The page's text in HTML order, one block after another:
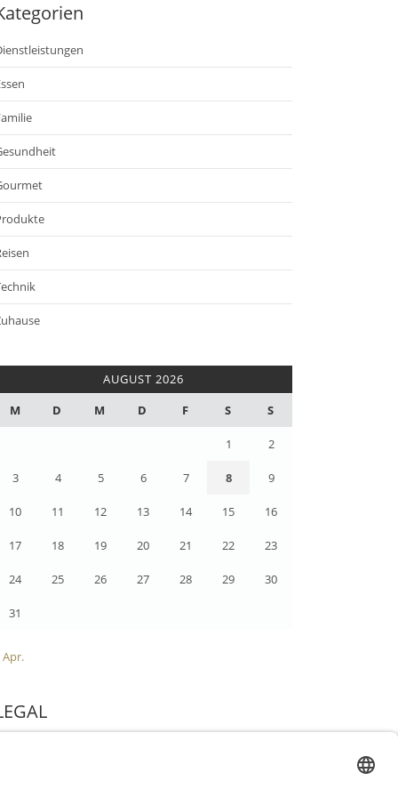
AUGUST 2026
M
D M D F S S
1 2
3 4 5 6 7 8 9
10 11 12 13 14 15 16
17 18 19 20 21 22 23
24 25 26 27 28 29 30
31
Apr.